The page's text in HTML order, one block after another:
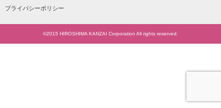
プライバシーポリシー
©2015 HIROSHIMA KANZAI Corporation All rights reserved.